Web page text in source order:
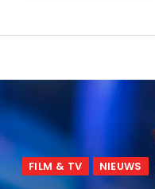
FILM & TV NIEUWS